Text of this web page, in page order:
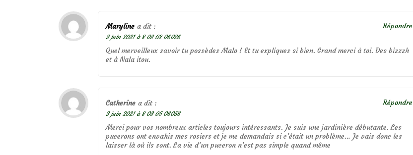
Maryline a dit :
3 juin 2021 à 8 08 02 06026
Quel merveilleux savoir tu possèdes Malo ! Et tu expliques si bien. Grand merci à toi. Des bizzzh
et à Nala itou.
Répondre
Catherine a dit :
3 juin 2021 à 8 08 05 06056
Merci pour vos nombreux articles toujours intéressants. Je suis une jardinière débutante. Les
pucerons ont envahis mes rosiers et je me demandais si c’était un problème… Je vais donc les
laisser là où ils sont. La vie d’un puceron n’est pas simple quand même
Répondre